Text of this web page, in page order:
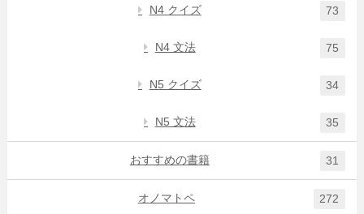
N4 クイズ 73
N4 文法 75
N5 クイズ 34
N5 文法 35
おすすめの書籍 31
オノマトペ 272